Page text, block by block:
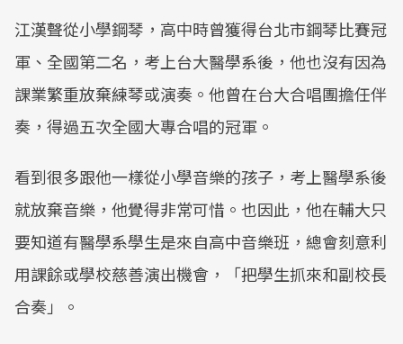
江漢聲從小學鋼琴，高中時曾獲得台北市鋼琴比賽冠
軍、全國第二名，考上台大醫學系後，他也沒有因為
課業繁重放棄練琴或演奏。他曾在台大合唱團擔任伴
奏，得過五次全國大專合唱的冠軍。
看到很多跟他一樣從小學音樂的孩子，考上醫學系後
就放棄音樂，他覺得非常可惜。也因此，他在輔大只
要知道有醫學系學生是來自高中音樂班，總會刻意利
用課餘或學校慈善演出機會，「把學生抓來和副校長
合奏」。